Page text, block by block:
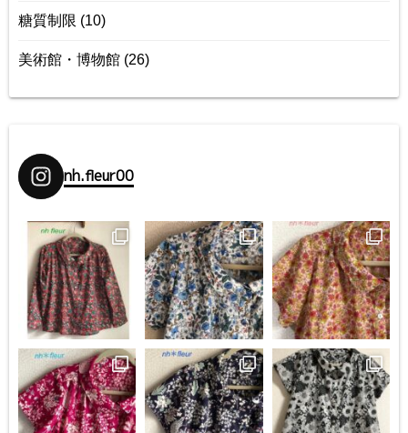
糖質制限 (10)
美術館・博物館 (26)
nh.fleur00